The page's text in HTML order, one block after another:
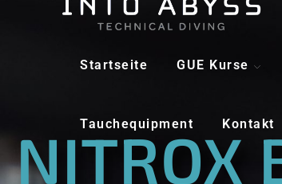
Startseite GUE Kurse
Tauchequipment Kontakt
NITROX